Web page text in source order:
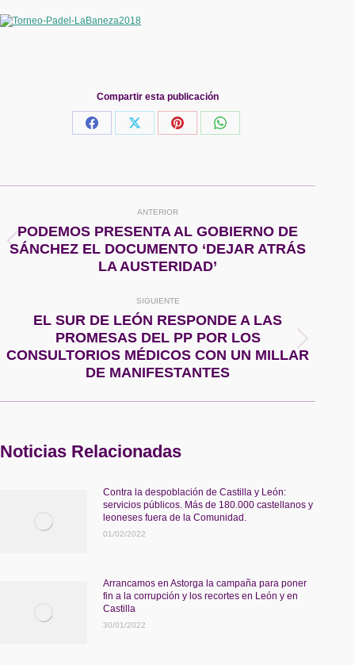
Compartir esta publicación
Share
Share
Share
Share
entre
publicaciones
ANTERIOR
Publicación
PODEMOS PRESENTA AL GOBIERNO DE
SÁNCHEZ EL DOCUMENTO ‘DEJAR ATRÁS
LA AUSTERIDAD’
SIGUIENTE
Publicación
siguiente:
EL SUR DE LEÓN RESPONDE A LAS
PROMESAS DEL PP POR LOS
CONSULTORIOS MÉDICOS CON UN MILLAR
DE MANIFESTANTES
Noticias Relacionadas
Contra la despoblación de Castilla y León:
servicios públicos. Más de 180.000 castellanos y
leoneses fuera de la Comunidad.
01/02/2022
Arrancamos en Astorga la campaña para poner
fin a la corrupción y los recortes en León y en
Castilla
30/01/2022